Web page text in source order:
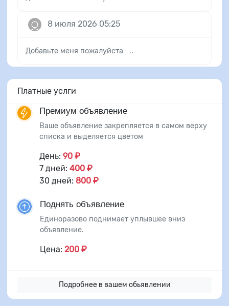
8 июля 2026 05:25
Добавьте меня пожалуйста ..
Платные услги
Премиум объявление
Ваше объявление закрепляется в самом верху
списка и выделяется цветом
День: 90 ₽
7 дней: 400 ₽
30 дней: 800 ₽
Поднять объявление
Единоразово поднимает уплывшее вниз
объявление.
Цена: 200 ₽
Подробнее в вашем обьявлении